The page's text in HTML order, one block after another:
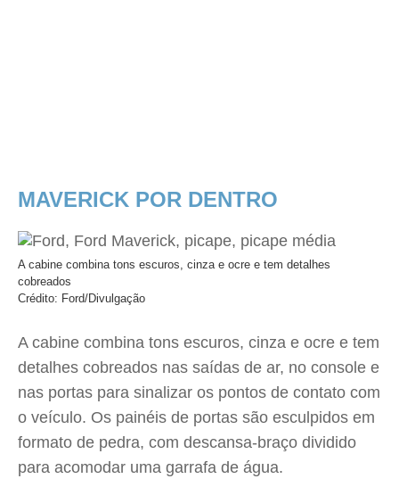
MAVERICK POR DENTRO
A cabine combina tons escuros, cinza e ocre e tem detalhes
cobreados
Crédito: Ford/Divulgação
A cabine combina tons escuros, cinza e ocre e tem
detalhes cobreados nas saídas de ar, no console e
nas portas para sinalizar os pontos de contato com
o veículo. Os painéis de portas são esculpidos em
formato de pedra, com descansa-braço dividido
para acomodar uma garrafa de água.